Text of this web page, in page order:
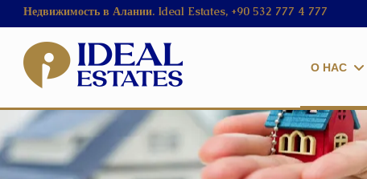
Недвижимость в Алании. Ideal Estates, +90 532 777 4 777
О НАС